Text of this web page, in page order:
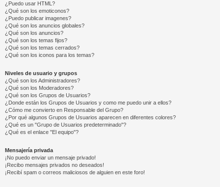
¿Puedo usar HTML?
¿Qué son los emoticonos?
¿Puedo publicar imagenes?
¿Qué son los anuncios globales?
¿Qué son los anuncios?
¿Qué son los temas fijos?
¿Qué son los temas cerrados?
¿Qué son los iconos para los temas?
Niveles de usuario y grupos
¿Qué son los Administradores?
¿Qué son los Moderadores?
¿Qué son los Grupos de Usuarios?
¿Donde están los Grupos de Usuarios y como me puedo unir a ellos?
¿Cómo me convierto en Responsable del Grupo?
¿Por qué algunos Grupos de Usuarios aparecen en diferentes colores?
¿Qué es un "Grupo de Usuarios predeterminado"?
¿Qué es el enlace "El equipo"?
Mensajería privada
¡No puedo enviar un mensaje privado!
¡Recibo mensajes privados no deseados!
¡Recibí spam o correos maliciosos de alguien en este foro!